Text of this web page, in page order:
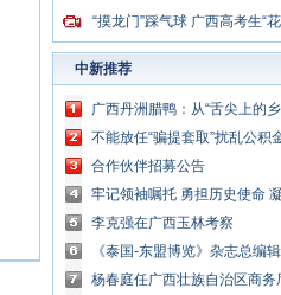
“摸龙门”踩气球 广西高考生“
中新推荐
广西丹洲腊鸭：从“舌尖上的
的“利器”
不能放任“骗提套取”扰乱公积
合作伙伴招募公告
牢记领袖嘱托 勇担历史使命
代中国特色社会主义壮美广西
李克强在广西玉林考察
《泰国-东盟博览》杂志总编
讲好中国与东盟合作故事
杨春庭任广西壮族自治区商务